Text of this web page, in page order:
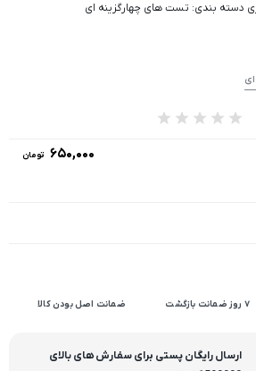
۶۵۰,۰۰۰ تومان
۷ روز ضمانت بازگشت ضمانت اصل بودن کالا
ارسال رایگان پستی برای سفارش های بالای